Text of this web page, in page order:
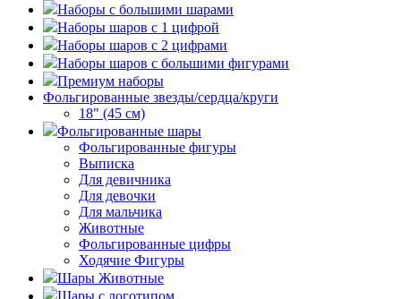
Наборы с большими шарами
Наборы шаров с 1 цифрой
Наборы шаров с 2 цифрами
Наборы шаров с большими фигурами
Премиум наборы
Фольгированные звезды/сердца/круги
18" (45 см)
Фольгированные шары
Фольгированные фигуры
Выписка
Для девичника
Для девочки
Для мальчика
Животные
Фольгированные цифры
Ходячие Фигуры
Шары Животные
Шары с логотипом